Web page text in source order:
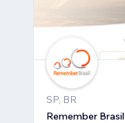
SP, BR
Remember Brasil